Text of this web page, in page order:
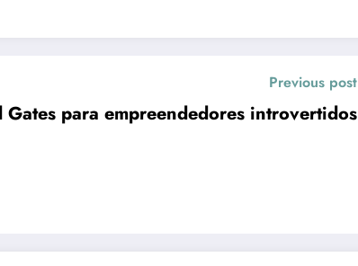
Previous post
Gates para empreendedores introvertidos